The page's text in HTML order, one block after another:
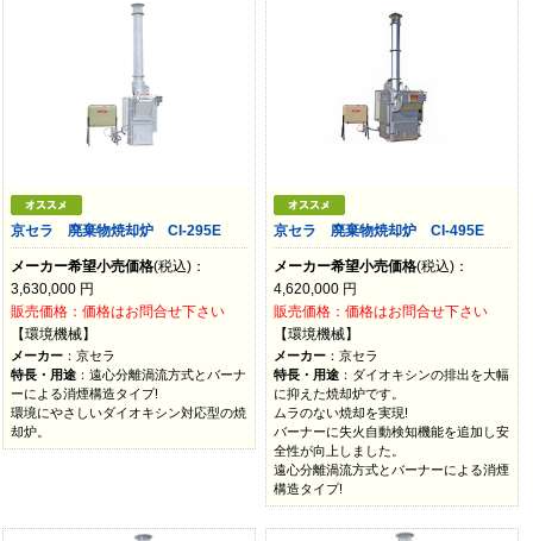
京セラ 廃棄物焼却炉 CI-295E
メーカー希望小売価格(税込)：
3,630,000 円
販売価格：価格はお問合せ下さい
【環境機械】
メーカー ：京セラ
特長・用途 ：遠心分離渦流方式とバーナ
ーによる消煙構造タイプ!
環境にやさしいダイオキシン対応型の焼
却炉。
京セラ 廃棄物焼却炉 CI-495E
メーカー希望小売価格(税込)：
4,620,000 円
販売価格：価格はお問合せ下さい
【環境機械】
メーカー ：京セラ
特長・用途 ：ダイオキシンの排出を大幅
に抑えた焼却炉です。
ムラのない焼却を実現!
バーナーに失火自動検知機能を追加し安
全性が向上しました。
遠心分離渦流方式とバーナーによる消煙
構造タイプ!